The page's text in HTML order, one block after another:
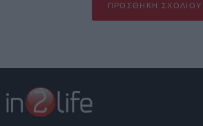
ΠΡΟΣΘΉΚΗ ΣΧΟΛΊΟΥ